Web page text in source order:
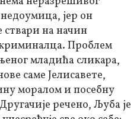
јер он
на начин
Проблем
младића сликара,
саме Јелисавете,
моралом и посебну
речено, Љуба је